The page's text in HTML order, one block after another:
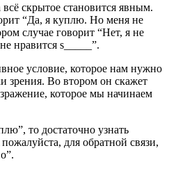
скрытое становится явным.
“Да, я куплю. Но меня не
случае говорит “Нет, я не
нравится s_____”.
условие, которое нам нужно
зрения. Во втором он скажет
которое мы начинаем
то достаточно узнать
для обратной связи,